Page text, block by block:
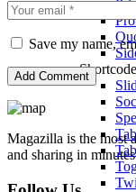
Save my name,
Magazilla is the most
and sharing in